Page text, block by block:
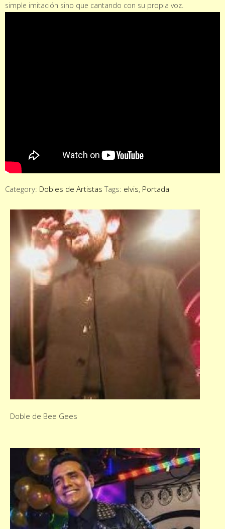
simple imitación sino que cantando con su propia voz.
Category: Dobles de Artistas Tags: elvis, Portada
Doble de Bee Gees